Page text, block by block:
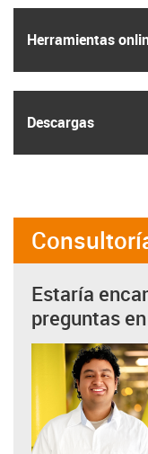
Herramientas
Descargas
Estaría
preguntas